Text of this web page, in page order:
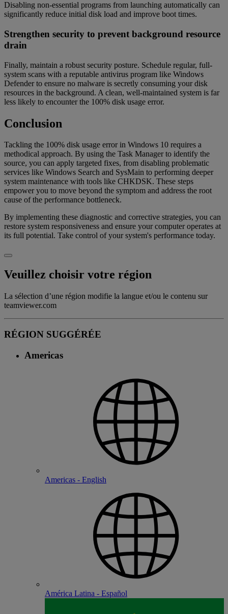
Disabling non-essential programs from launching automatically can
significantly reduce initial disk load and improve boot times.
Strengthen security to prevent background resource
drain
Finally, maintain a robust security posture. Schedule regular, full-
system scans with a reputable antivirus program like Windows
Defender to ensure no malware is secretly consuming your disk
resources in the background. A clean, well-maintained system is far
less likely to encounter the 100% disk usage error.
Conclusion
Tackling the 100% disk usage error in Windows 10 requires a
methodical approach. By using the Task Manager to identify the
source, you can apply targeted fixes, from disabling problematic
services like Windows Search and SysMain to performing deeper
system maintenance with tools like CHKDSK. These steps
empower you to move beyond the symptom and address the root
cause of the performance bottleneck.
By implementing these diagnostic and corrective strategies, you can
restore system responsiveness and ensure your computer operates at
its full potential. Take control of your system's performance today.
Veuillez choisir votre région
La sélection d’une région modifie la langue et/ou le contenu sur
teamviewer.com
RÉGION SUGGÉRÉE
Americas
Americas - English
América Latina - Español